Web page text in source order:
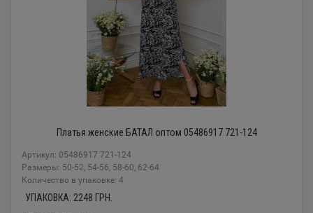
Платья женские БАТАЛ оптом 05486917 721-124
Артикул: 05486917 721-124
Размеры: 50-52, 54-56, 58-60, 62-64
Количество в упаковке: 4
УПАКОВКА: 2248 ГРН.